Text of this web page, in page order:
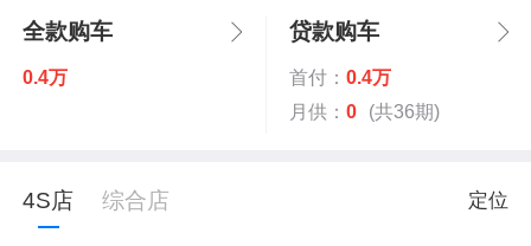
全款购车
0.4万
贷款购车
首付： 0.4万
月供： 0 (共36期)
4S店 综合店 定位